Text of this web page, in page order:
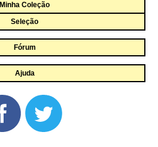
Minha Coleção
Seleção
Fórum
Ajuda